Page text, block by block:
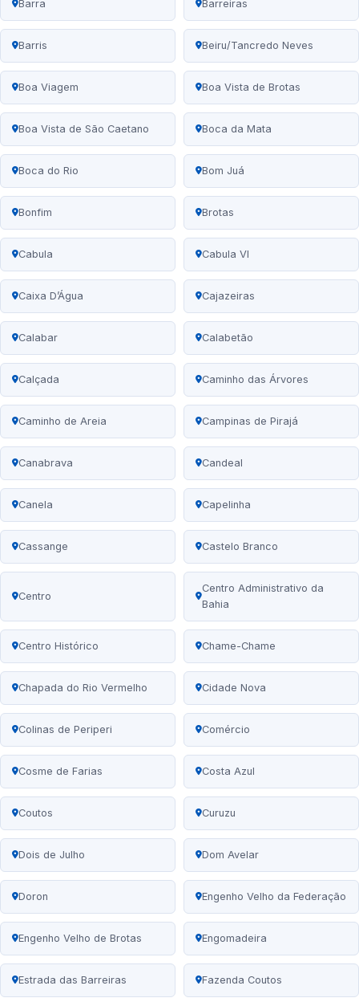
Barra Barreiras
Barris Beiru/Tancredo Neves
Boa Viagem Boa Vista de Brotas
Boa Vista de São Caetano Boca da Mata
Boca do Rio Bom Juá
Bonfim Brotas
Cabula Cabula VI
Caixa D’Água Cajazeiras
Calabar Calabetão
Calçada Caminho das Árvores
Caminho de Areia Campinas de Pirajá
Canabrava Candeal
Canela Capelinha
Cassange Castelo Branco
Centro
Centro Administrativo da
Bahia
Centro Histórico Chame-Chame
Chapada do Rio Vermelho Cidade Nova
Colinas de Periperi Comércio
Cosme de Farias Costa Azul
Coutos Curuzu
Dois de Julho Dom Avelar
Doron Engenho Velho da Federação
Engenho Velho de Brotas Engomadeira
Estrada das Barreiras Fazenda Coutos